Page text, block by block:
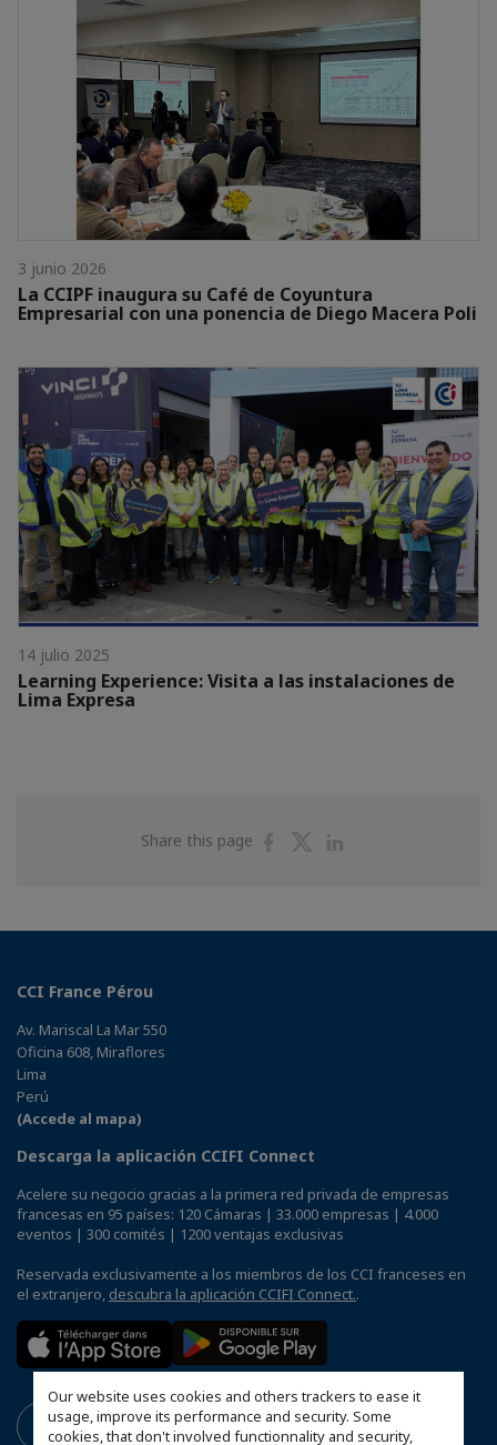
Our website uses cookies and others trackers to ease it
usage, improve its performance and security. Some
cookies, that don't involved functionnality and security,
3 junio 2026
La CCIPF inaugura su Café de Coyuntura
Empresarial con una ponencia de Diego Macera Poli
14 julio 2025
Learning Experience: Visita a las instalaciones de
Lima Expresa
Share this page
ShareShare
CCI France Pérou
Av. Mariscal La Mar 550
Oficina 608, Miraflores
Lima
Perú
(Accede al mapa)
Descarga la aplicación CCIFI Connect
Acelere su negocio gracias a la primera red privada de empresas
francesas en 95 países: 120 Cámaras | 33.000 empresas | 4.000
eventos | 300 comités | 1200 ventajas exclusivas
Reservada exclusivamente a los miembros de los CCI franceses en
el extranjero, descubra la aplicación CCIFI Connect..